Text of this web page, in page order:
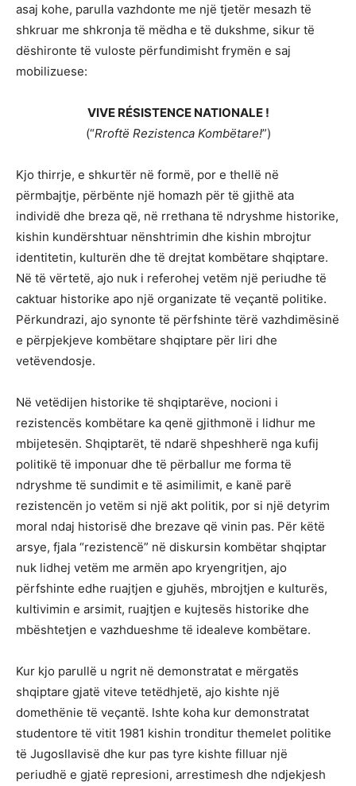
asaj kohe, parulla vazhdonte me një tjetër mesazh të
shkruar me shkronja të mëdha e të dukshme, sikur të
dëshironte të vuloste përfundimisht frymën e saj
mobilizuese:
VIVE RÉSISTENCE NATIONALE !
(“Rroftë Rezistenca Kombëtare!”)
Kjo thirrje, e shkurtër në formë, por e thellë në
përmbajtje, përbënte një homazh për të gjithë ata
individë dhe breza që, në rrethana të ndryshme historike,
kishin kundërshtuar nënshtrimin dhe kishin mbrojtur
identitetin, kulturën dhe të drejtat kombëtare shqiptare.
Në të vërtetë, ajo nuk i referohej vetëm një periudhe të
caktuar historike apo një organizate të veçantë politike.
Përkundrazi, ajo synonte të përfshinte tërë vazhdimësinë
e përpjekjeve kombëtare shqiptare për liri dhe
vetëvendosje.
Në vetëdijen historike të shqiptarëve, nocioni i
rezistencës kombëtare ka qenë gjithmonë i lidhur me
mbijetesën. Shqiptarët, të ndarë shpeshherë nga kufij
politikë të imponuar dhe të përballur me forma të
ndryshme të sundimit e të asimilimit, e kanë parë
rezistencën jo vetëm si një akt politik, por si një detyrim
moral ndaj historisë dhe brezave që vinin pas. Për këtë
arsye, fjala “rezistencë” në diskursin kombëtar shqiptar
nuk lidhej vetëm me armën apo kryengritjen, ajo
përfshinte edhe ruajtjen e gjuhës, mbrojtjen e kulturës,
kultivimin e arsimit, ruajtjen e kujtesës historike dhe
mbështetjen e vazhdueshme të idealeve kombëtare.
Kur kjo parullë u ngrit në demonstratat e mërgatës
shqiptare gjatë viteve tetëdhjetë, ajo kishte një
domethënie të veçantë. Ishte koha kur demonstratat
studentore të vitit 1981 kishin tronditur themelet politike
të Jugosllavisë dhe kur pas tyre kishte filluar një
periudhë e gjatë represioni, arrestimesh dhe ndjekjesh